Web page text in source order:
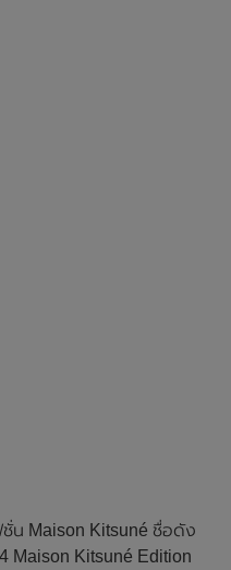
น Maison Kitsuné ชื่อดัง
Maison Kitsuné Edition